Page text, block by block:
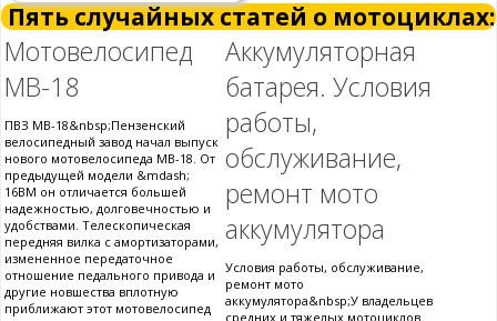
Пять случайных статей о мотоциклах:
Мотовелосипед
МВ-18
ПВЗ МВ-18&nbsp;Пензенский
велосипедный завод начал выпуск
нового мотовелосипеда МВ-18. От
предыдущей модели &mdash;
16ВМ он отличается большей
надежностью, долговечностью и
удобствами. Телескопическая
передняя вилка с амортизаторами,
измененное передаточное
отношение педального привода и
другие новшества вплотную
приближают этот мотовелосипед
Аккумуляторная
батарея. Условия
работы,
обслуживание,
ремонт мото
аккумулятора
Условия работы, обслуживание,
ремонт мото
аккумулятора&nbsp;У владельцев
средних и тяжелых мотоциклов